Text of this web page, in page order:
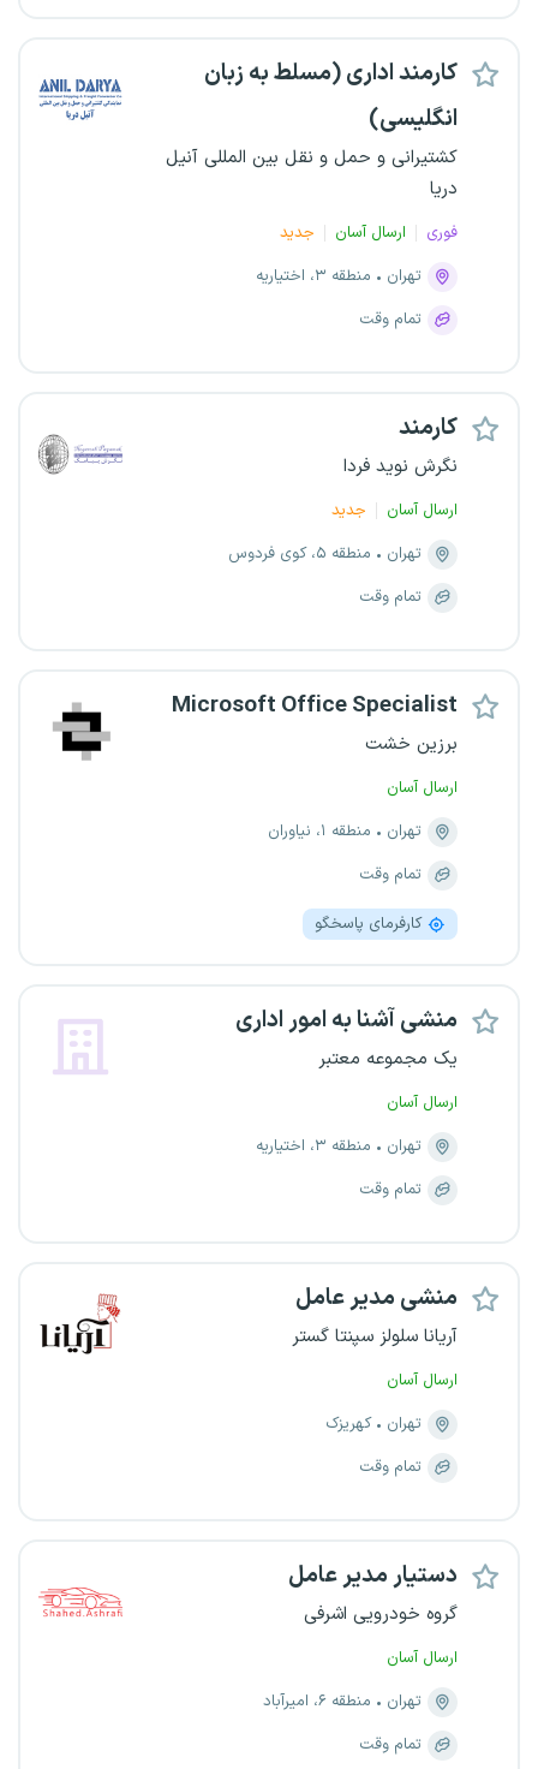
کارمند اداری (مسلط به زبان
انگلیسی)
کشتیرانی و حمل و نقل بین المللی آنیل
دریا
فوری ارسال آسان
جدید
تهران
منطقه ۳، اختیاریه
تمام وقت
کارمند
نگرش نوید فردا
ارسال آسان
جدید
تهران
منطقه ۵، کوی فردوس
تمام وقت
Microsoft Office Specialist
برزین خشت
ارسال آسان
تهران
منطقه ۱، نیاوران
تمام وقت
کارفرمای پاسخگو
منشی آشنا به امور اداری
یک مجموعه معتبر
ارسال آسان
تهران
منطقه ۳، اختیاریه
تمام وقت
منشی مدیر عامل
آریانا سلولز سپنتا گستر
ارسال آسان
تهران
کهریزک
تمام وقت
دستیار مدیر عامل
گروه خودرویی اشرفی
ارسال آسان
تهران
منطقه ۶، امیرآباد
تمام وقت